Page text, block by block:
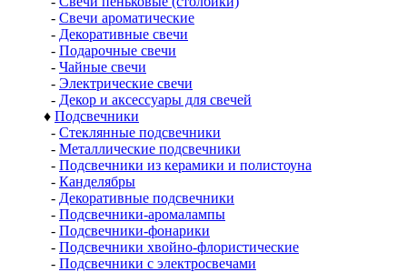
- Свечи ароматические
- Декоративные свечи
- Подарочные свечи
- Чайные свечи
- Электрические свечи
- Декор и аксессуары для свечей
♦ Подсвечники
- Стеклянные подсвечники
- Металлические подсвечники
- Подсвечники из керамики и полистоуна
- Канделябры
- Декоративные подсвечники
- Подсвечники-аромалампы
- Подсвечники-фонарики
- Подсвечники хвойно-флористические
- Подсвечники с электросвечами